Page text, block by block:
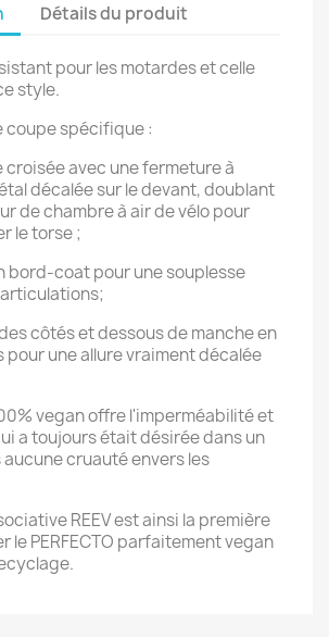
Détails du produit
pour les motardes et celle
style.
coupe spécifique :
croisée avec une fermeture à
décalée sur le devant, doublant
de chambre à air de vélo pour
le torse ;
bord-coat pour une souplesse
côtés et dessous de manche en
pour une allure vraiment décalée
vegan offre l'imperméabilité et
a toujours était désirée dans un
cruauté envers les
REEV est ainsi la première
le PERFECTO parfaitement vegan